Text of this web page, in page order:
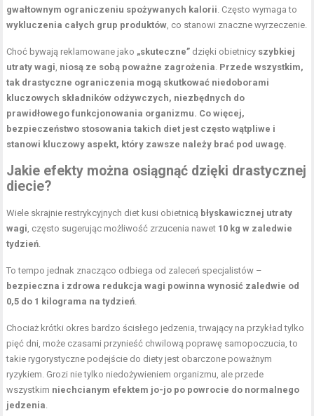
gwałtownym ograniczeniu spożywanych kalorii . Często wymaga to
wykluczenia całych grup produktów , co stanowi znaczne wyrzeczenie.
Choć bywają reklamowane jako „skuteczne” dzięki obietnicy szybkiej
utraty wagi niosą ze sobą poważne zagrożenia Przede wszystkim,
tak drastyczne ograniczenia mogą skutkować niedoborami
kluczowych składników odżywczych, niezbędnych do
prawidłowego funkcjonowania organizmu. Co więcej,
bezpieczeństwo stosowania takich diet jest często wątpliwe i
stanowi kluczowy aspekt, który zawsze należy brać pod uwagę.
Jakie efekty można osiągnąć dzięki drastycznej
diecie?
Wiele skrajnie restrykcyjnych diet kusi obietnicą błyskawicznej utraty
wagi , często sugerując możliwość zrzucenia nawet 10 kg w zaledwie
tydzień
To tempo jednak znacząco odbiega od zaleceń specjalistów –
bezpieczna i zdrowa redukcja wagi powinna wynosić zaledwie od
0,5 do 1 kilograma na tydzień
Chociaż krótki okres bardzo ścisłego jedzenia, trwający na przykład tylko
pięć dni, może czasami przynieść chwilową poprawę samopoczucia, to
takie rygorystyczne podejście do diety jest obarczone poważnym
ryzykiem. Grozi nie tylko niedożywieniem organizmu, ale przede
wszystkim niechcianym efektem jo-jo po powrocie do normalnego
jedzenia